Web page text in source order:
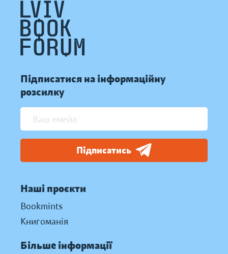
Підписатися на інформаційну
розсилку
Підписатись
Наші проєкти
Bookmints
Книгоманія
Більше інформації